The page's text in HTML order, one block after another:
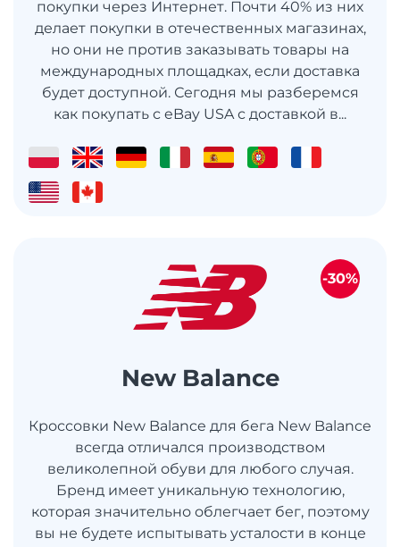
покупки через Интернет. Почти 40% из них
делает покупки в отечественных магазинах,
но они не против заказывать товары на
международных площадках, если доставка
будет доступной. Сегодня мы разберемся
как покупать с eBay USA с доставкой в...
New Balance
Кроссовки New Balance для бега New Balance
всегда отличался производством
великолепной обуви для любого случая.
Бренд имеет уникальную технологию,
которая значительно облегчает бег, поэтому
вы не будете испытывать усталости в конце
-30%